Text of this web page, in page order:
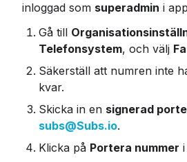
inloggad som superadmin i
Gå till
Telefonsystem, och välj
Säkerställ att numren inte
kvar.
Skicka in en signerad
subs@Subs.io.
Klicka på Portera nummer